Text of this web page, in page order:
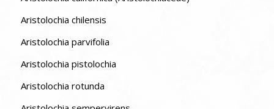
Aristolochia chilensis
Aristolochia parvifolia
Aristolochia pistolochia
Aristolochia rotunda